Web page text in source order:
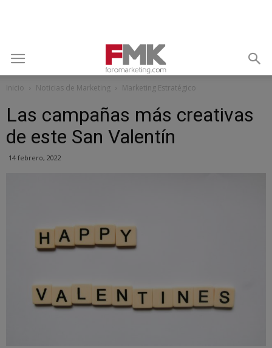
Inicio Noticias de Marketing Marketing Estratégico
Las campañas más creativas
de este San Valentín
14 febrero, 2022